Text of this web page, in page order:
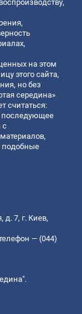
на этом
этого сайта,
но без
середина»
считаться:
последующее
с
подобные
7, г. Киев,
— (044)